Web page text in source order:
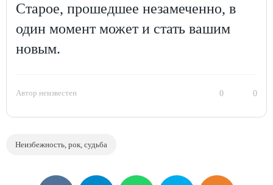
Старое, прошедшее незамеченно, в
один момент может и стать вашим
новым.
Автор неизвестен 0 0
Неизбежность, рок, судьба